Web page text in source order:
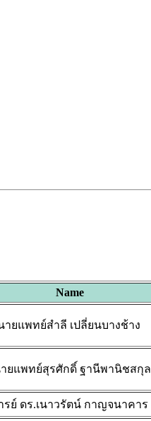
Name
ยแพทย์สำลี เปลี่ยนบางช้าง
ยแพทย์สุรศักดิ์ ฐานีพานิชสกุล
รย์ ดร.เนาวรัตน์ กาญจนาคาร